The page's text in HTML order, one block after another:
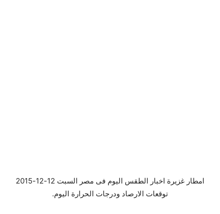
امطار غزيرة اخبار الطقس اليوم فى مصر السبت 12-12-2015
توقعات الارصاد ودرجات الحرارة اليوم.